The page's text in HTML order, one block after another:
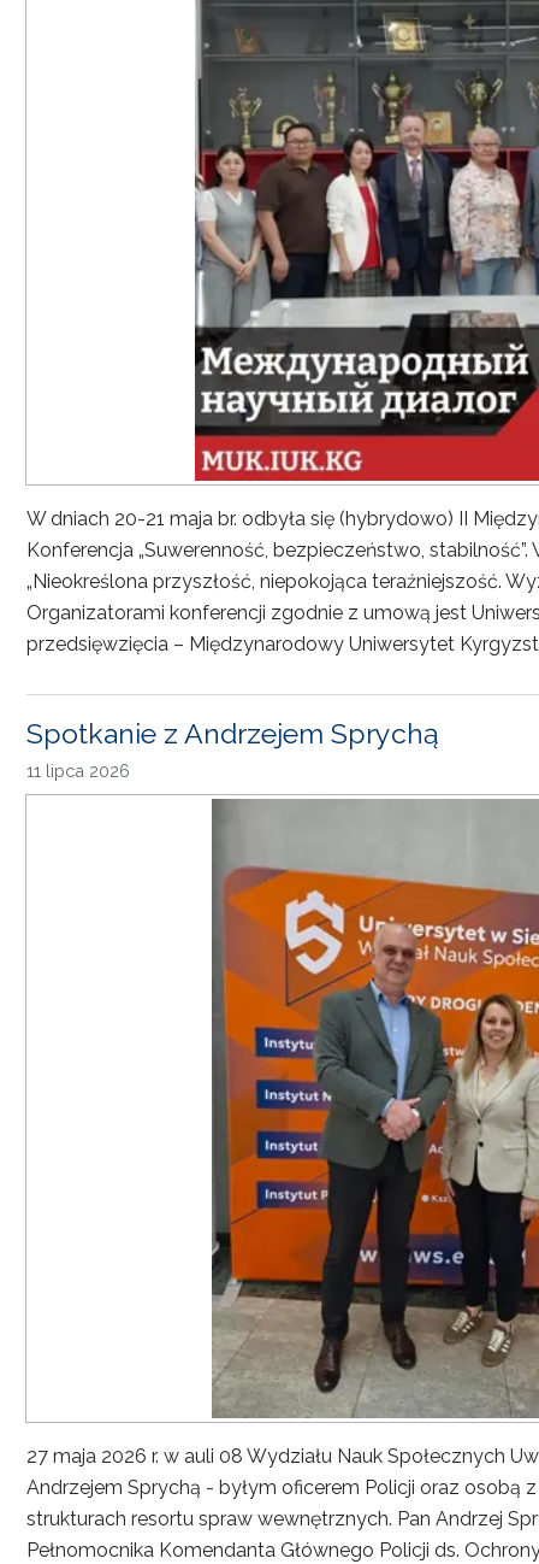
W dniach 20-21 maja br. odbyła się (hybrydowo) II
Konferencja „Suwerenność, bezpieczeństwo,
„Nieokreślona przyszłość, niepokojąca teraźniejszość.
Organizatorami konferencji zgodnie z umową jest
przedsięwzięcia – Międzynarodowy Uniwersytet
Spotkanie z Andrzejem Sprychą
11 lipca 2026
27 maja 2026 r. w auli 08 Wydziału Nauk Społecznych
Andrzejem Sprychą - byłym oficerem Policji oraz osobą
strukturach resortu spraw wewnętrznych. Pan Andrzej
Pełnomocnika Komendanta Głównego Policji ds.